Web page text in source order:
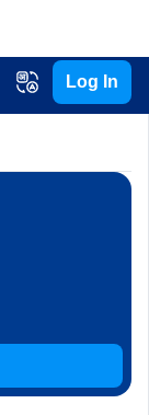
Log In